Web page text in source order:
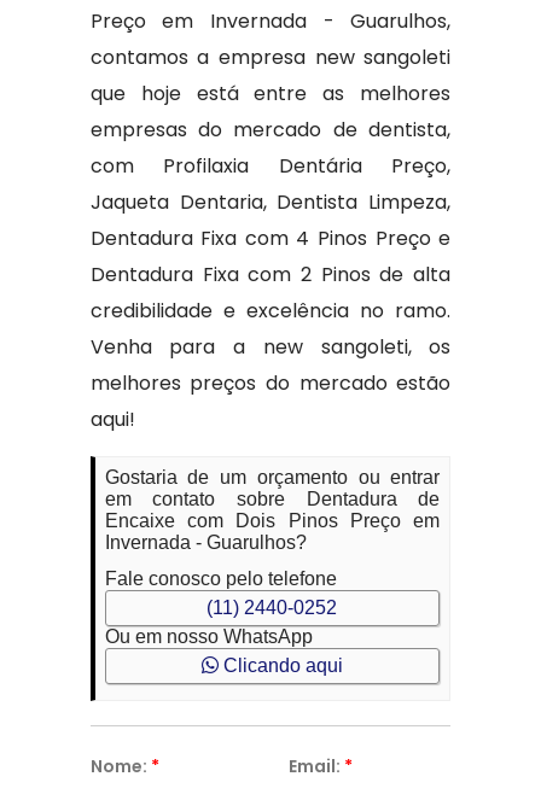
Preço em Invernada - Guarulhos,
contamos a empresa new sangoleti
que hoje está entre as melhores
empresas do mercado de dentista,
com Profilaxia Dentária Preço,
Jaqueta Dentaria, Dentista Limpeza,
Dentadura Fixa com 4 Pinos Preço e
Dentadura Fixa com 2 Pinos de alta
credibilidade e excelência no ramo.
Venha para a new sangoleti, os
melhores preços do mercado estão
aqui!
Gostaria de um orçamento ou entrar
em contato sobre Dentadura de
Encaixe com Dois Pinos Preço em
Invernada - Guarulhos?
Fale conosco pelo telefone
(11) 2440-0252
Ou em nosso WhatsApp
Clicando aqui
Nome: * Email: *